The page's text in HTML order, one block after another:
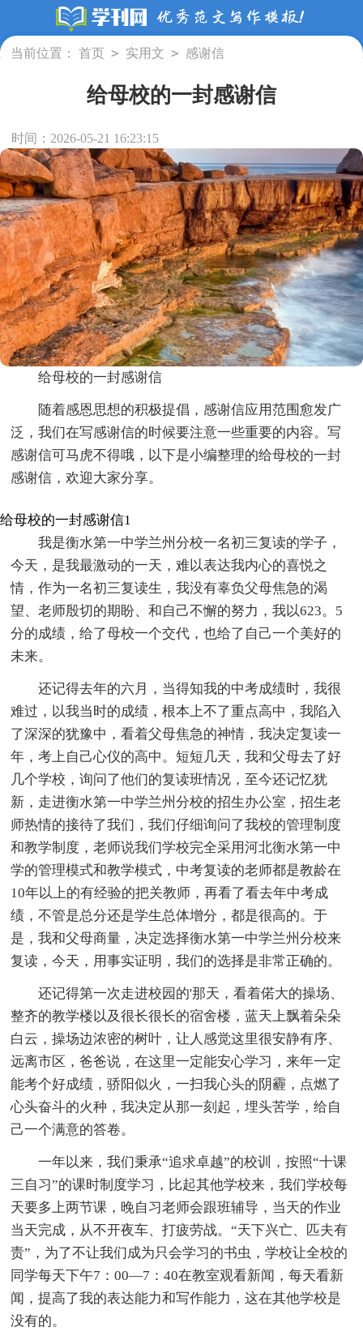
当前位置： 首页 > 实用文 > 感谢信
给母校的一封感谢信
时间：2026-05-21 16:23:15
给母校的一封感谢信
随着感恩思想的积极提倡，感谢信应用范围愈发广
泛，我们在写感谢信的时候要注意一些重要的内容。写
感谢信可马虎不得哦，以下是小编整理的给母校的一封
感谢信，欢迎大家分享。
给母校的一封感谢信1
我是衡水第一中学兰州分校一名初三复读的学子，
今天，是我最激动的一天，难以表达我内心的喜悦之
情，作为一名初三复读生，我没有辜负父母焦急的渴
望、老师殷切的期盼、和自己不懈的努力，我以623。5
分的成绩，给了母校一个交代，也给了自己一个美好的
未来。
还记得去年的六月，当得知我的中考成绩时，我很
难过，以我当时的成绩，根本上不了重点高中，我陷入
了深深的犹豫中，看着父母焦急的神情，我决定复读一
年，考上自己心仪的高中。短短几天，我和父母去了好
几个学校，询问了他们的复读班情况，至今还记忆犹
新，走进衡水第一中学兰州分校的招生办公室，招生老
师热情的接待了我们，我们仔细询问了我校的管理制度
和教学制度，老师说我们学校完全采用河北衡水第一中
学的管理模式和教学模式，中考复读的老师都是教龄在
10年以上的有经验的把关教师，再看了看去年中考成
绩，不管是总分还是学生总体增分，都是很高的。于
是，我和父母商量，决定选择衡水第一中学兰州分校来
复读，今天，用事实证明，我们的选择是非常正确的。
还记得第一次走进校园的'那天，看着偌大的操场、
整齐的教学楼以及很长很长的宿舍楼，蓝天上飘着朵朵
白云，操场边浓密的树叶，让人感觉这里很安静有序、
远离市区，爸爸说，在这里一定能安心学习，来年一定
能考个好成绩，骄阳似火，一扫我心头的阴霾，点燃了
心头奋斗的火种，我决定从那一刻起，埋头苦学，给自
己一个满意的答卷。
一年以来，我们秉承“追求卓越”的校训，按照“十课
三自习”的课时制度学习，比起其他学校来，我们学校每
天要多上两节课，晚自习老师会跟班辅导，当天的作业
当天完成，从不开夜车、打疲劳战。“天下兴亡、匹夫有
责”，为了不让我们成为只会学习的书虫，学校让全校的
同学每天下午7：00—7：40在教室观看新闻，每天看新
闻，提高了我的表达能力和写作能力，这在其他学校是
没有的。